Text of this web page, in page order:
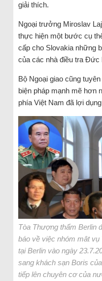
giải thích.
Ngoại trưởng Miroslav
thực hiện một bước cụ
cấp cho Slovakia những
của các nhà điều tra Đức
Bộ Ngoại giao cũng
biện pháp mạnh mẽ hơn
phía Việt Nam đã lợi
Tòa Thượng thẩm Berlin
báo về việc nhóm mât
tại Berlin vào ngày
sang khách sạn Boris
tiếp lên chuyên cơ của